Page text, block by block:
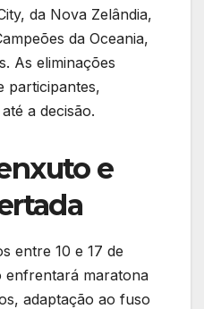
da Nova Zelândia,
da Oceania,
As eliminações
participantes,
a decisão.
e
entre 10 e 17 de
enfrentará maratona
adaptação ao fuso